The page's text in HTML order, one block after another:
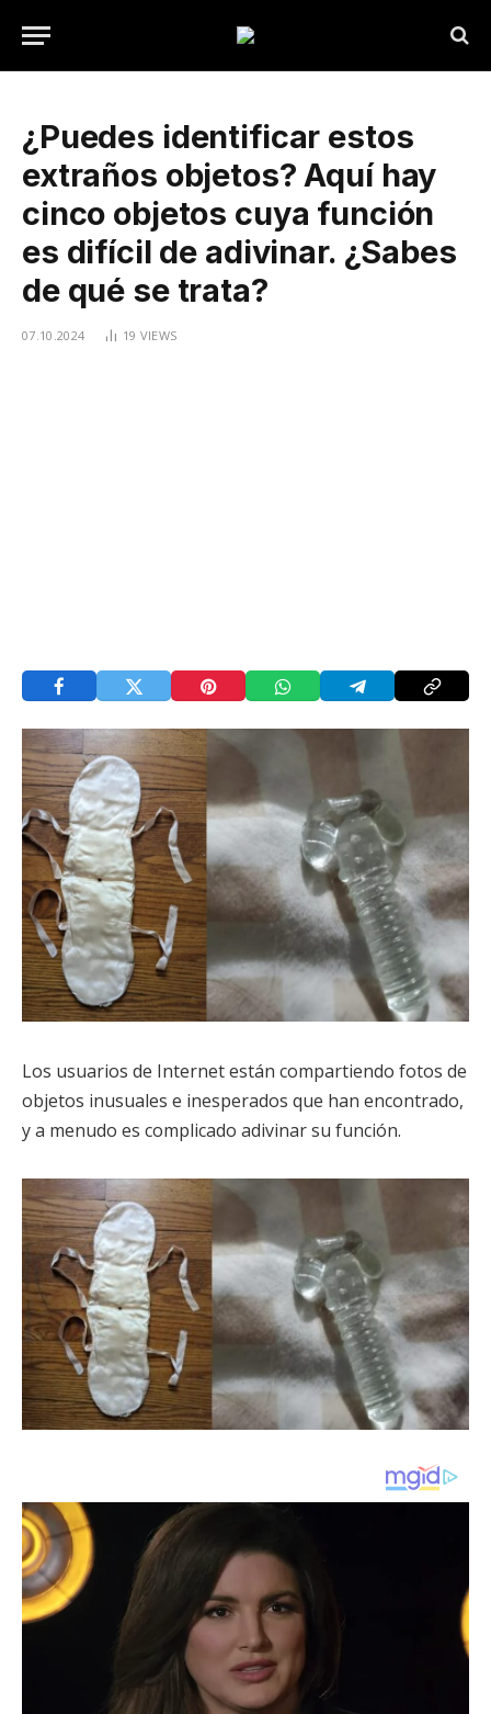
¿Puedes identificar estos
extraños objetos? Aquí hay
cinco objetos cuya función
es difícil de adivinar. ¿Sabes
de qué se trata?
07.10.2024 19 VIEWS
Los usuarios de Internet están compartiendo fotos de
objetos inusuales e inesperados que han encontrado,
y a menudo es complicado adivinar su función.